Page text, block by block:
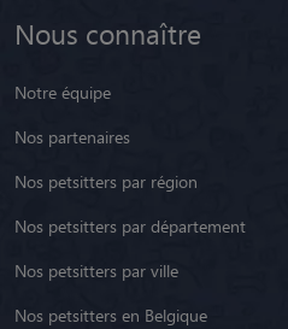
Nous connaître
Notre équipe
Nos partenaires
Nos petsitters par région
Nos petsitters par département
Nos petsitters par ville
Nos petsitters en Belgique